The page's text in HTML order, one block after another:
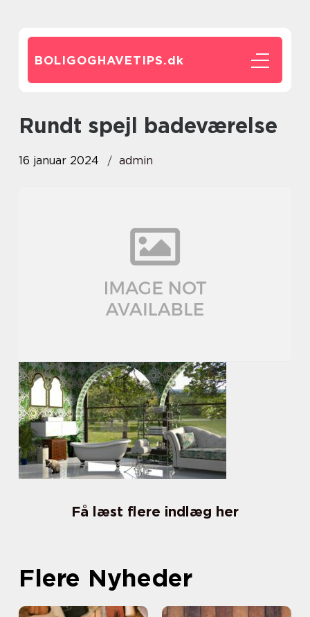
BOLIGOGHAVETIPS.dk
rundt spejl badeværelse
16 januar 2024 admin
Få læst flere indlæg her
Flere Nyheder